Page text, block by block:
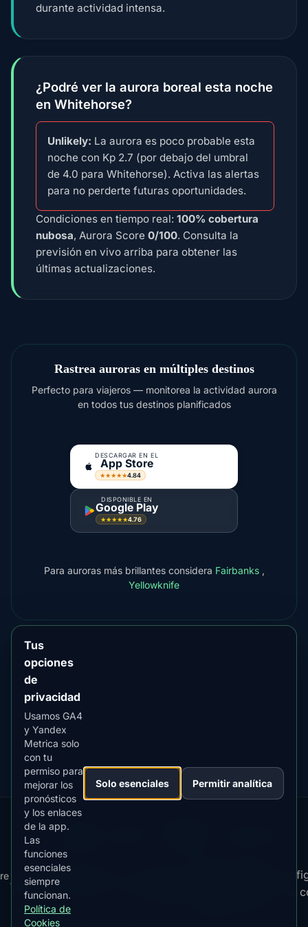
durante actividad intensa.
¿Podré ver la aurora boreal esta noche
en Whitehorse?
Unlikely: La aurora es poco probable esta
noche con Kp 2.7 (por debajo del umbral
de 4.0 para Whitehorse). Activa las alertas
para no perderte futuras oportunidades.
Condiciones en tiempo real: 100% cobertura
nubosa, Aurora Score 0/100. Consulta la
previsión en vivo arriba para obtener las
últimas actualizaciones.
Rastrea auroras en múltiples destinos
Perfecto para viajeros — monitorea la actividad aurora
en todos tus destinos planificados
DESCARGAR EN EL
App Store
★★★★★4.84
DISPONIBLE EN
Google Play
★★★★★4.76
Para auroras más brillantes considera Fairbanks ,
Yellowknife
Our
Apps:
Snow
·
Kp
Index
·
Time
de
© 2026 AuroraMe. Todos los derechos reservados.
Tus
opciones
de
privacidad
Usamos GA4
y Yandex
Metrica solo
con tu
permiso para
mejorar los
pronósticos
y los enlaces
de la app.
Las
funciones
esenciales
siempre
funcionan.
Política de
Cookies
Solo esenciales Permitir analítica